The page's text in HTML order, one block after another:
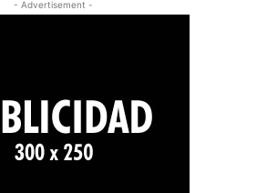
- Advertisement -